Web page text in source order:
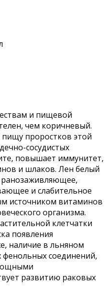
и пищевой
чем коричневый.
пищу проростков этой
сосудистых
повышает иммунитет,
и шлаков. Лен белый
ранозаживляющее,
и слабительное
источником витаминов
организма.
клетчатки
появления
наличие в льняном
фенольных соединений,
развитию раковых